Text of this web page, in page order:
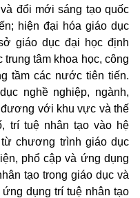
đổi mới sáng tạo quốc
hiện đại hóa giáo dục
giáo dục đại học định
tâm khoa học, công
tầm các nước tiên tiến.
nghề nghiệp, ngành,
với khu vực và thế
trí tuệ nhân tạo vào hệ
chương trình giáo dục
phổ cập và ứng dụng
tạo trong giáo dục và
dụng trí tuệ nhân tạo